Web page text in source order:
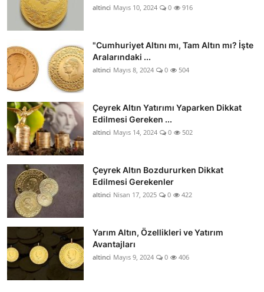
altinci Mayıs 10, 2024 0 916
"Cumhuriyet Altını mı, Tam Altın mı? İşte
Aralarındaki ...
altinci Mayıs 8, 2024 0 504
Çeyrek Altın Yatırımı Yaparken Dikkat
Edilmesi Gereken ...
altinci Mayıs 14, 2024 0 502
Çeyrek Altın Bozdururken Dikkat
Edilmesi Gerekenler
altinci Nisan 17, 2025 0 422
Yarım Altın, Özellikleri ve Yatırım
Avantajları
altinci Mayıs 9, 2024 0 406